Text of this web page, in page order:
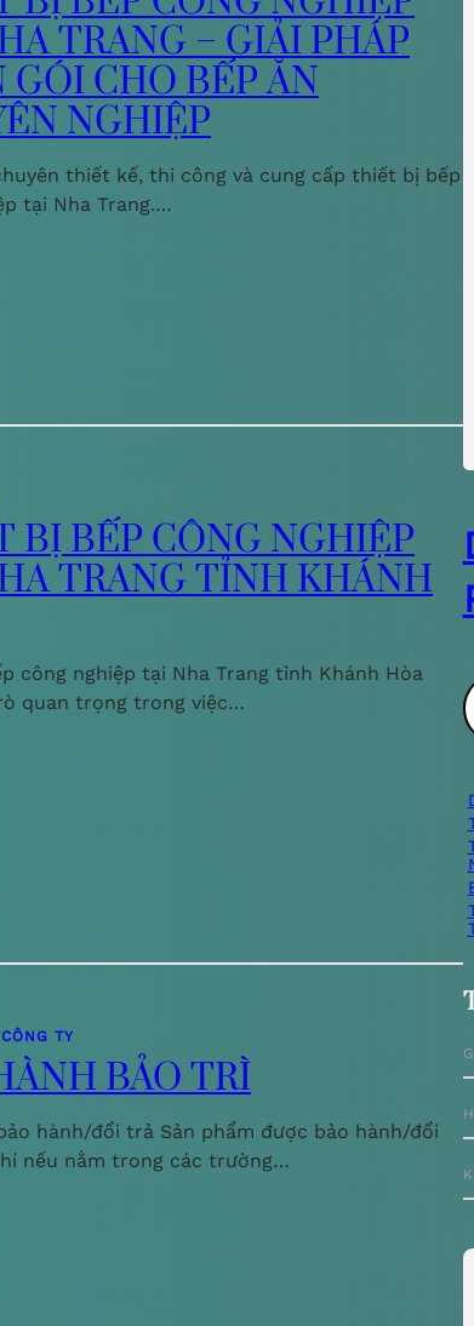
TRANG – GIẢI PHÁP
GÓI CHO BẾP ĂN
NGHIỆP
thiết kế, thi công và cung cấp thiết bị bếp
tại Nha Trang.…
BỊ BẾP CÔNG NGHIỆP
TRANG TỈNH KHÁNH
công nghiệp tại Nha Trang tỉnh Khánh Hòa
quan trọng trong việc…
TY
BẢO TRÌ
hành/đổi trả Sản phẩm được bảo hành/đổi
nếu nằm trong các trường…
i